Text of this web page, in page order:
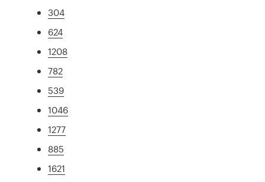
304
624
1208
782
539
1046
1277
885
1621